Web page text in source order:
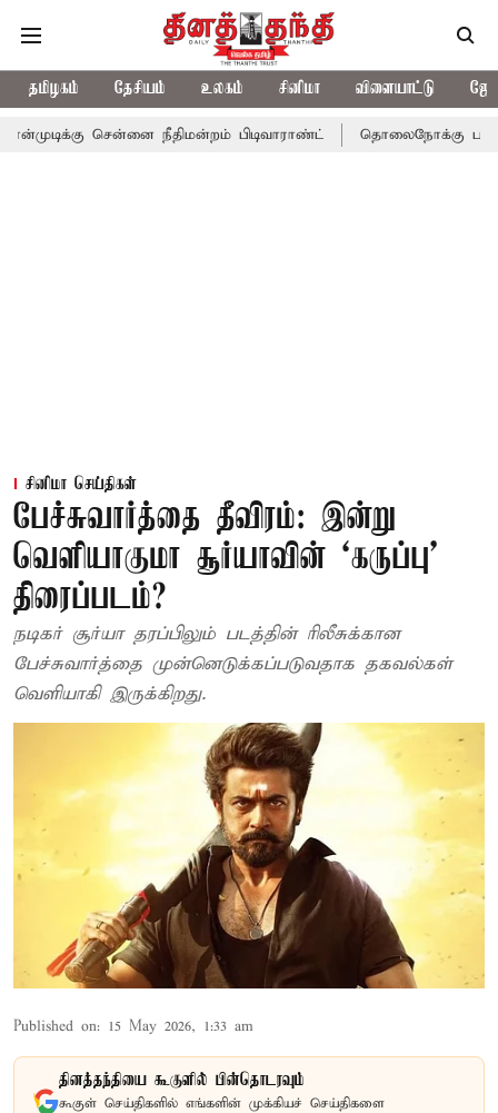
தமிழகம் தேசியம் உலகம் சினிமா விளையாட்டு
நீதிமன்றம் பிடிவாராண்ட் தொலைநோக்கு பார்வையுடன்
சினிமா செய்திகள்
பேச்சுவார்த்தை தீவிரம்: இன்று
வெளியாகுமா சூர்யாவின் ‘கருப்பு’
திரைப்படம்?
நடிகர் சூர்யா தரப்பிலும் படத்தின் ரிலீசுக்கான
பேச்சுவார்த்தை முன்னெடுக்கப்படுவதாக தகவல்கள்
வெளியாகி இருக்கிறது.
Published on: 15 May 2026, 1:33 am
தினத்தந்தியை கூகுளில் பின்தொடரவும்
கூகுள் செய்திகளில் எங்களின் முக்கியச் செய்திகளை